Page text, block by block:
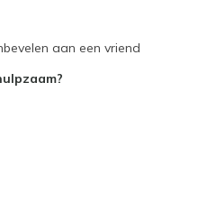
aan een vriend